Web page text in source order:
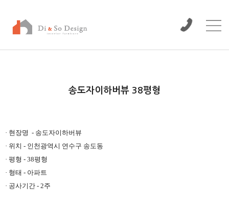
송도자이하버뷰 38평형
· 현장명 - 송도자이하버뷰
· 위치 - 인천광역시 연수구 송도동
· 평형 - 38평형
· 형태 - 아파트
· 공사기간 - 2주